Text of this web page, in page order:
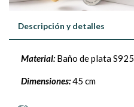
Descripción y detalles
Material:Baño de plata S925
Dimensiones:45 cm